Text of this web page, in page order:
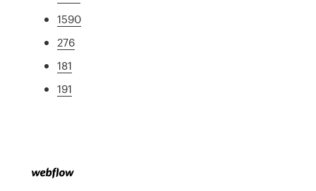
1590
276
181
191